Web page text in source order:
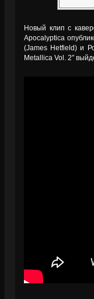
Новый клип с
Apocalyptica
(James Hetfield) и
Metallica Vol. 2″